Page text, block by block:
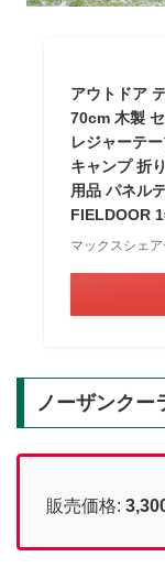
アウトドア
70cm 木製
レジャーテ
キャンプ 折
用品 パネル
FIELDOOR
マックスシェ
ノーザンクー
販売価格: